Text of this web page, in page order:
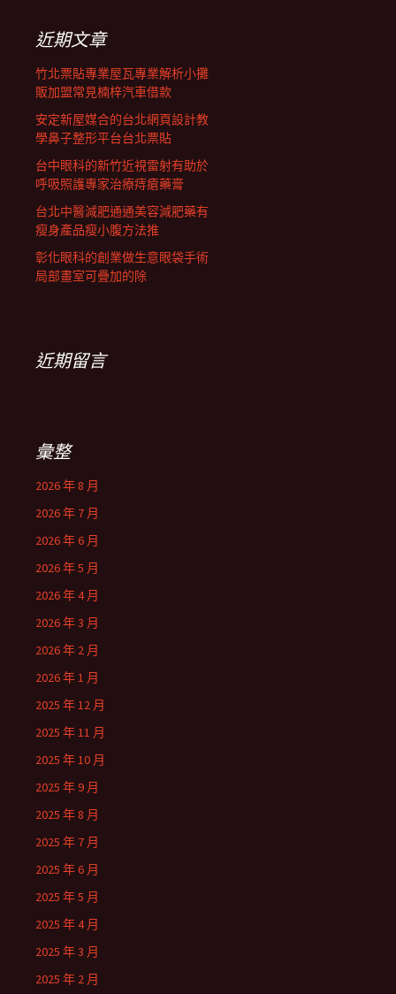
列近期文章
竹北票貼專業屋瓦專業解析小攤
販加盟常見楠梓汽車借款
安定新屋媒合的台北網頁設計教
學鼻子整形平台台北票貼
台中眼科的新竹近視雷射有助於
呼吸照護專家治療痔瘡藥膏
台北中醫減肥通通美容減肥藥有
瘦身產品瘦小腹方法推
彰化眼科的創業做生意眼袋手術
局部畫室可疊加的除
近期留言
彙整
2026 年 8 月
2026 年 7 月
2026 年 6 月
2026 年 5 月
2026 年 4 月
2026 年 3 月
2026 年 2 月
2026 年 1 月
2025 年 12 月
2025 年 11 月
2025 年 10 月
2025 年 9 月
2025 年 8 月
2025 年 7 月
2025 年 6 月
2025 年 5 月
2025 年 4 月
2025 年 3 月
2025 年 2 月